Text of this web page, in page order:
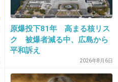
と言っていたけど残念
原爆投下81年 高まる核リス
ク 被爆者減る中、広島から
平和訴え
2026年8月6日